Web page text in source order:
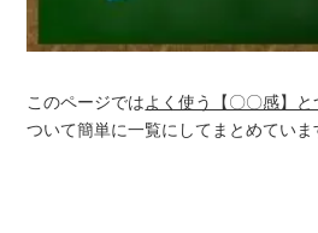
このページではよく使う【〇〇感】
ついて簡単に一覧にしてまとめていま